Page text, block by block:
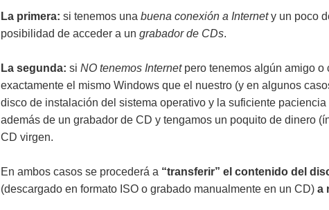
La primera: si tenemos una buena conexión a Internety un poco
posibilidad de acceder a un grabador de CDs.
La segunda: si NO tenemos Internetpero tenemos algún amigo o
exactamente el mismo Windows que el nuestro (y en algunos
disco de instalación del sistema operativo y la suficiente paciencia
además de un grabador de CD y tengamos un poquito de dinero
CD virgen.
En ambos casos se procederá a “transferir” el contenido del
(descargado en formato ISO o grabado manualmente en un CD) a